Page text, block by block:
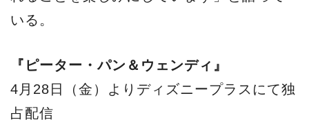
いる。
『ピーター・パン＆ウェンディ』
4月28日（金）よりディズニープラスにて独
占配信